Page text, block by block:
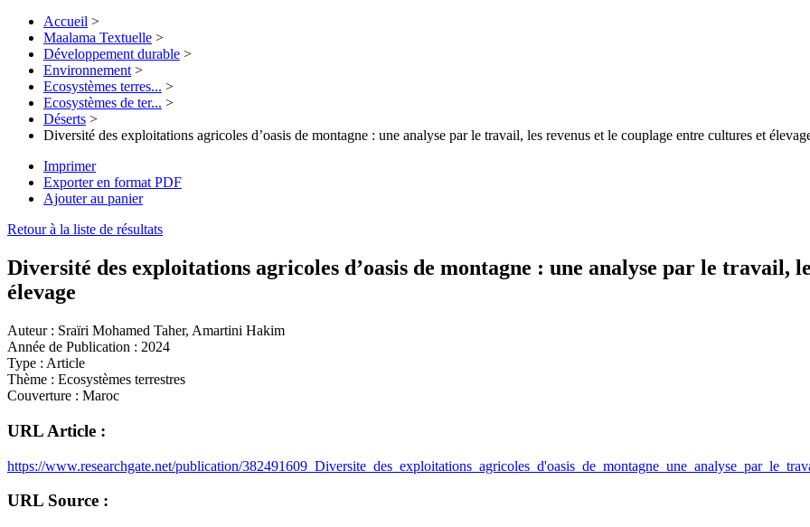
Accueil >
Maalama Textuelle >
Développement durable >
Environnement>
Ecosystèmes terres... >
Ecosystèmes de ter... >
Déserts >
Diversité des exploitations agricoles d’oasis de montagne : une analyse par le travail, les revenus et le couplage entre cultures et
Imprimer
Exporter en format PDF
Ajouter au panier
Retour à la liste de résultats
Diversité des exploitations agricoles d’oasis de montagne : une analyse par le travail,
élevage
Auteur : Sraïri Mohamed Taher, Amartini Hakim
Année de Publication : 2024
Type : Article
Thème : Ecosystèmes terrestres
Couverture : Maroc
URL Article :
https://www.researchgate.net/publication/
URL Source :